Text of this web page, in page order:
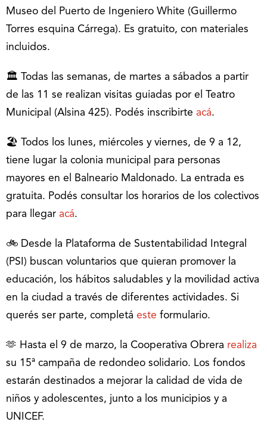
Museo del Puerto de Ingeniero White (Guillermo
Torres esquina Cárrega). Es gratuito, con materiales
incluidos.
🏛️ Todas las semanas, de martes a sábados a partir
de las 11 se realizan visitas guiadas por el Teatro
Municipal (Alsina 425). Podés inscribirte acá.
🏖️ Todos los lunes, miércoles y viernes, de 9 a 12,
tiene lugar la colonia municipal para personas
mayores en el Balneario Maldonado. La entrada es
gratuita. Podés consultar los horarios de los colectivos
para llegar acá.
🚲 Desde la Plataforma de Sustentabilidad Integral
(PSI) buscan voluntarios que quieran promover la
educación, los hábitos saludables y la movilidad activa
en la ciudad a través de diferentes actividades. Si
querés ser parte, completá este formulario.
🫶 Hasta el 9 de marzo, la Cooperativa Obrera realiza
su 15ª campaña de redondeo solidario. Los fondos
estarán destinados a mejorar la calidad de vida de
niños y adolescentes, junto a los municipios y a
UNICEF.